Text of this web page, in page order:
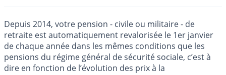
Depuis 2014, votre pension - civile ou militaire - de
retraite est automatiquement revalorisée le 1er janvier
de chaque année dans les mêmes conditions que les
pensions du régime général de sécurité sociale, c’est à
dire en fonction de l’évolution des prix à la